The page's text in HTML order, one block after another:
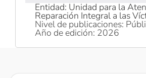
Entidad: Unidad para la
Reparación Integral a las
Nivel de publicaciones:
Año de edición: 2026